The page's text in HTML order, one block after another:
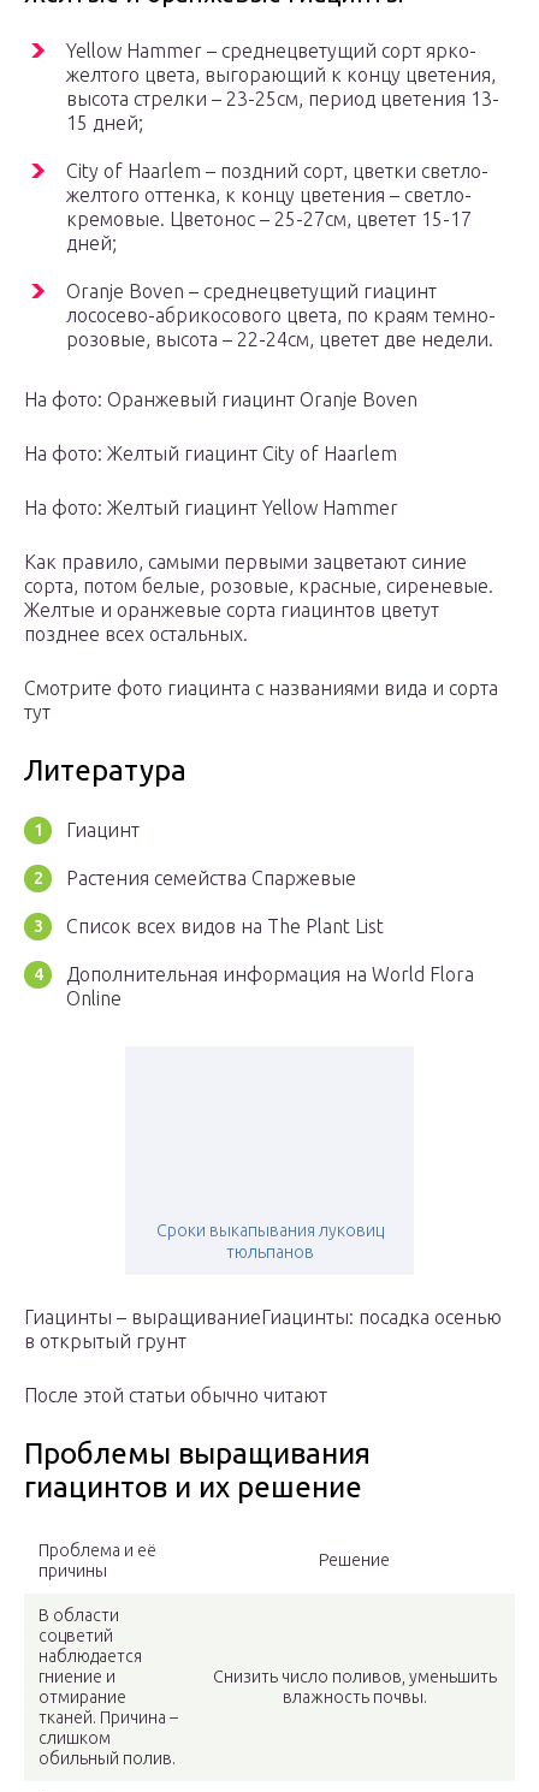
Yellow Hammer – среднецветущий сорт ярко-
желтого цвета, выгорающий к концу цветения,
высота стрелки – 23-25см, период цветения 13-
15 дней;
City of Haarlem – поздний сорт, цветки светло-
желтого оттенка, к концу цветения – светло-
кремовые. Цветонос – 25-27см, цветет 15-17
дней;
Oranje Boven – среднецветущий гиацинт
лососево-абрикосового цвета, по краям темно-
розовые, высота – 22-24см, цветет две недели.
На фото: Оранжевый гиацинт Oranje Boven
На фото: Желтый гиацинт City of Haarlem
На фото: Желтый гиацинт Yellow Hammer
Как правило, самыми первыми зацветают синие
сорта, потом белые, розовые, красные, сиреневые.
Желтые и оранжевые сорта гиацинтов цветут
позднее всех остальных.
Смотрите фото гиацинта с названиями вида и сорта
тут
Литература
Гиацинт
Растения семейства Спаржевые
Список всех видов на The Plant List
Дополнительная информация на World Flora
Online
Сроки выкапывания луковиц
тюльпанов
Гиацинты – выращиваниеГиацинты: посадка осенью
в открытый грунт
После этой статьи обычно читают
Проблемы выращивания
гиацинтов и их решение
Проблема и её
причины
Решение
В области
соцветий
наблюдается
гниение и
отмирание
тканей. Причина –
слишком
обильный полив.
Снизить число поливов, уменьшить
влажность почвы.